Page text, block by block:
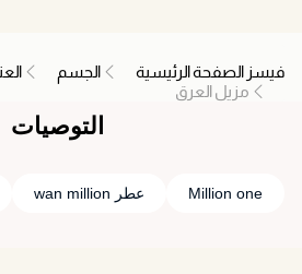
فيسز الصفحة الرئيسية الجسم
مزيل العرق
التوصيات
Million one عطر wan million